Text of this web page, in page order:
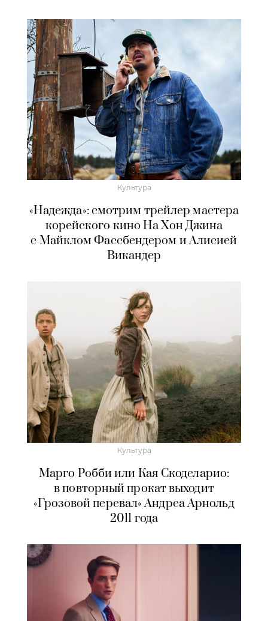
Культура
«Надежда»: смотрим трейлер мастера
корейского кино На Хон Джина
с Майклом Фассбендером и Алисией
Викандер
Культура
Марго Робби или Кая Скоделарио:
в повторный прокат выходит
«Грозовой перевал» Андреа Арнольд
2011 года